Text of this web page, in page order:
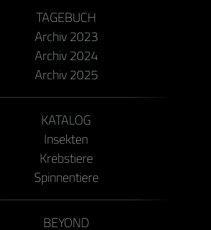
TAGEBUCH
Archiv 2023
Archiv 2024
Archiv 2025
KATALOG
Insekten
Krebstiere
Spinnentiere
BEYOND